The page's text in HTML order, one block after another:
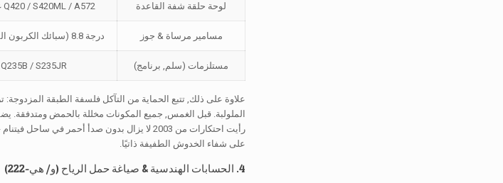
لوحة حلقة شفة القاعدة Q420 / S420ML / A572 غرام65
مسامير مرساة & جوز درجة 8.8 (سبائك الكربون المتوسطة)
مستلزمات (سلم, برنامج) Q235B / S235JR
على شفاء الخدوش الطفيفة ذاتيًا.
4. الحسابات الهندسية & صياغة حمل الرياح (و/ هي-222)